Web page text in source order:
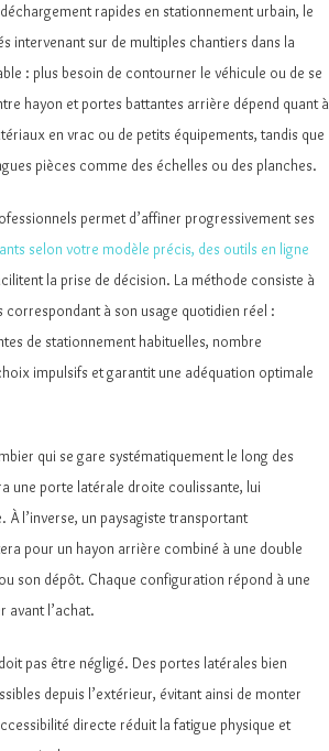
rapides en stationnement urbain, le
intervenant sur de multiples chantiers dans la
: plus besoin de contourner le véhicule ou de se
hayon et portes battantes arrière dépend quant à
en vrac ou de petits équipements, tandis que
pièces comme des échelles ou des planches.
permet d’affiner progressivement ses
selon votre modèle précis, des outils en ligne
la prise de décision. La méthode consiste à
à son usage quotidien réel :
de stationnement habituelles, nombre
impulsifs et garantit une adéquation optimale
qui se gare systématiquement le long des
une porte latérale droite coulissante, lui
l’inverse, un paysagiste transportant
pour un hayon arrière combiné à une double
son dépôt. Chaque configuration répond à une
avant l’achat.
pas être négligé. Des portes latérales bien
depuis l’extérieur, évitant ainsi de monter
directe réduit la fatigue physique et